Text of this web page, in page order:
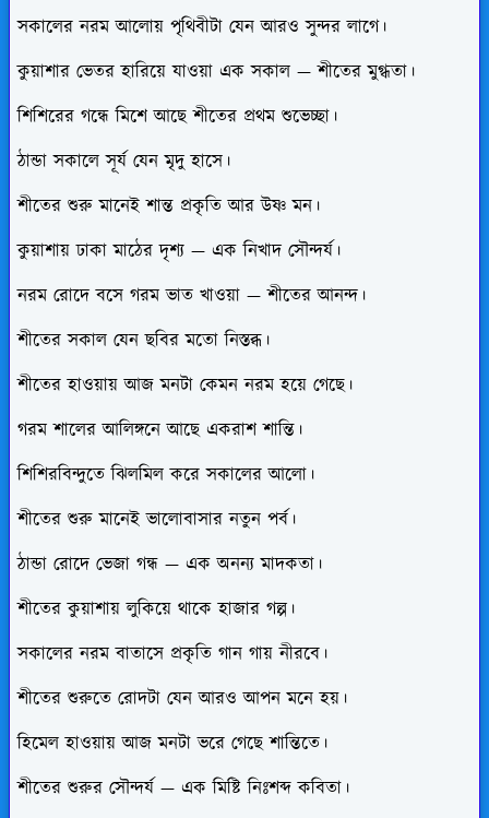
সকালের নরম আলোয় পৃথিবীটা যেন আরও সুন্দর লাগে।
কুয়াশার ভেতর হারিয়ে যাওয়া এক সকাল — শীতের মুগ্ধতা।
শিশিরের গন্ধে মিশে আছে শীতের প্রথম শুভেচ্ছা।
ঠান্ডা সকালে সূর্য যেন মৃদু হাসে।
শীতের শুরু মানেই শান্ত প্রকৃতি আর উষ্ণ মন।
কুয়াশায় ঢাকা মাঠের দৃশ্য — এক নিখাদ সৌন্দর্য।
নরম রোদে বসে গরম ভাত খাওয়া — শীতের আনন্দ।
শীতের সকাল যেন ছবির মতো নিস্তব্ধ।
শীতের হাওয়ায় আজ মনটা কেমন নরম হয়ে গেছে।
গরম শালের আলিঙ্গনে আছে একরাশ শান্তি।
শিশিরবিন্দুতে ঝিলমিল করে সকালের আলো।
শীতের শুরু মানেই ভালোবাসার নতুন পর্ব।
ঠান্ডা রোদে ভেজা গন্ধ — এক অনন্য মাদকতা।
শীতের কুয়াশায় লুকিয়ে থাকে হাজার গল্প।
সকালের নরম বাতাসে প্রকৃতি গান গায় নীরবে।
শীতের শুরুতে রোদটা যেন আরও আপন মনে হয়।
হিমেল হাওয়ায় আজ মনটা ভরে গেছে শান্তিতে।
শীতের শুরুর সৌন্দর্য — এক মিষ্টি নিঃশব্দ কবিতা।